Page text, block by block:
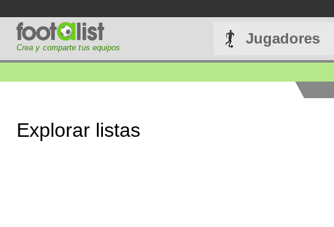
Crea y comparte tus equipos
Jugadores
Explorar listas